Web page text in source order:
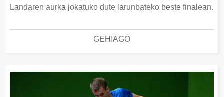
Landaren aurka jokatuko dute larunbateko beste finalean.
GEHIAGO